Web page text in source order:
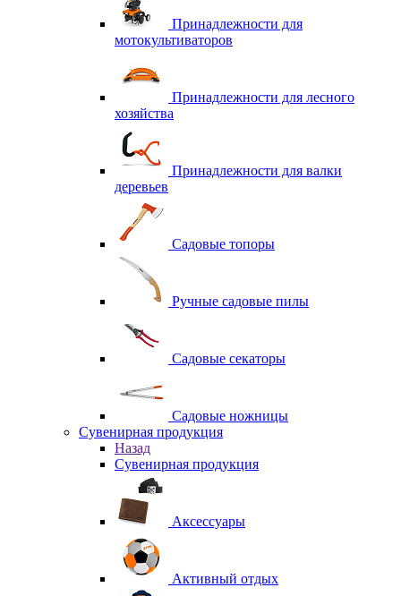
Принадлежности для
мотокультиваторов
Принадлежности для лесного
хозяйства
Принадлежности для валки
деревьев
Садовые топоры
Ручные садовые пилы
Садовые секаторы
Садовые ножницы
Сувенирная продукция
Назад
Сувенирная продукция
Аксессуары
Активный отдых